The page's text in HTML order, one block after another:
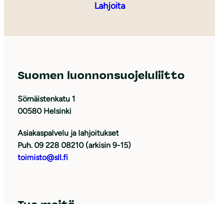
Lahjoita
Suomen luonnonsuojeluliitto
Sörnäistenkatu 1
00580 Helsinki
Asiakaspalvelu ja lahjoitukset
Puh. 09 228 08210 (arkisin 9-15)
toimisto@sll.fi